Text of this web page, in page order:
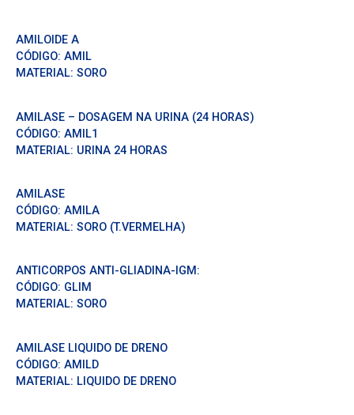
AMILOIDE A
CÓDIGO: AMIL
MATERIAL: SORO
AMILASE – DOSAGEM NA URINA (24 HORAS)
CÓDIGO: AMIL1
MATERIAL: URINA 24 HORAS
AMILASE
CÓDIGO: AMILA
MATERIAL: SORO (T.VERMELHA)
ANTICORPOS ANTI-GLIADINA-IGM:
CÓDIGO: GLIM
MATERIAL: SORO
AMILASE LIQUIDO DE DRENO
CÓDIGO: AMILD
MATERIAL: LIQUIDO DE DRENO